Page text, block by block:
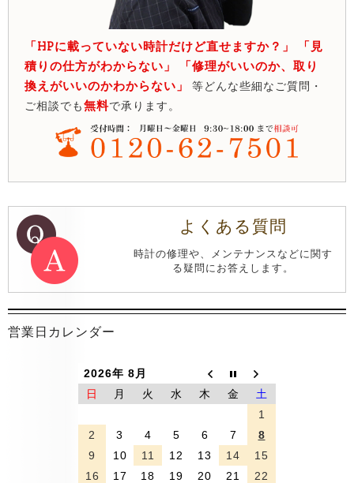
「HPに載っていない時計だけど直せますか？」 「見
積りの仕方がわからない」 「修理がいいのか、取り
換えがいいのかわからない」
等どんな些細なご質問・
ご相談でも無料で承ります。
よくある質問
時計の修理や、メンテナンスなどに関す
る疑問にお答えします。
営業日カレンダー
2026年 8月
日
月 火 水 木 金
土
1
2
3 4 5 6 7
8
9
10 11 12 13 14
15
16
17 18 19 20 21
22